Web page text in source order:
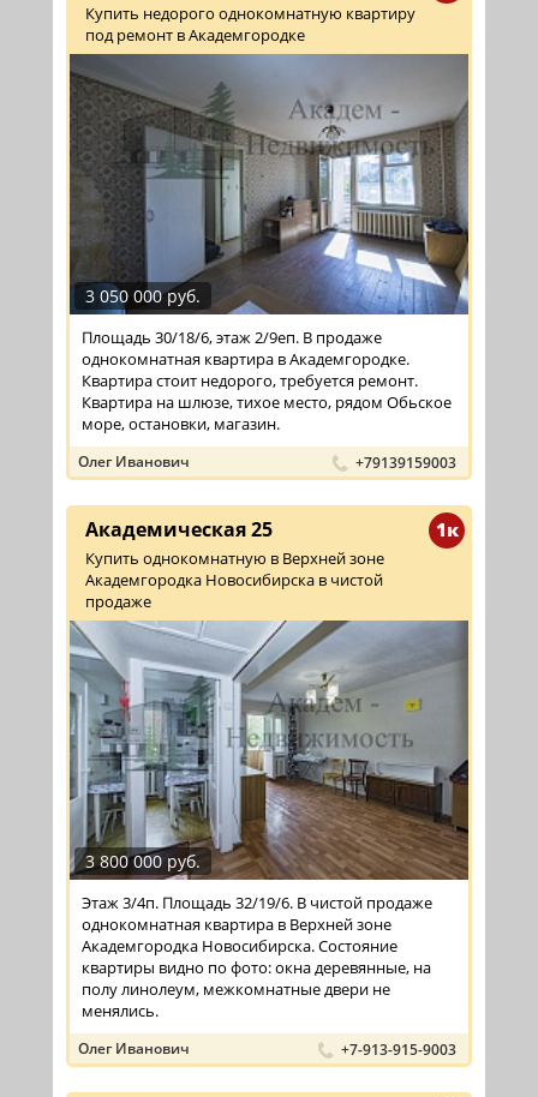
Купить недорого однокомнатную квартиру
под ремонт в Академгородке
3 050 000 руб.
Площадь 30/18/6, этаж 2/9еп. В продаже
однокомнатная квартира в Академгородке.
Квартира стоит недорого, требуется ремонт.
Квартира на шлюзе, тихое место, рядом Обьское
море, остановки, магазин.
Олег Иванович +79139159003
1к
Академическая 25
Купить однокомнатную в Верхней зоне
Академгородка Новосибирска в чистой
продаже
3 800 000 руб.
Этаж 3/4п. Площадь 32/19/6. В чистой продаже
однокомнатная квартира в Верхней зоне
Академгородка Новосибирска. Состояние
квартиры видно по фото: окна деревянные, на
полу линолеум, межкомнатные двери не
менялись.
Олег Иванович +7-913-915-9003